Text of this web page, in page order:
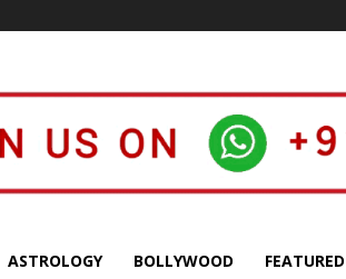
ASTROLOGY BOLLYWOOD FEATURED